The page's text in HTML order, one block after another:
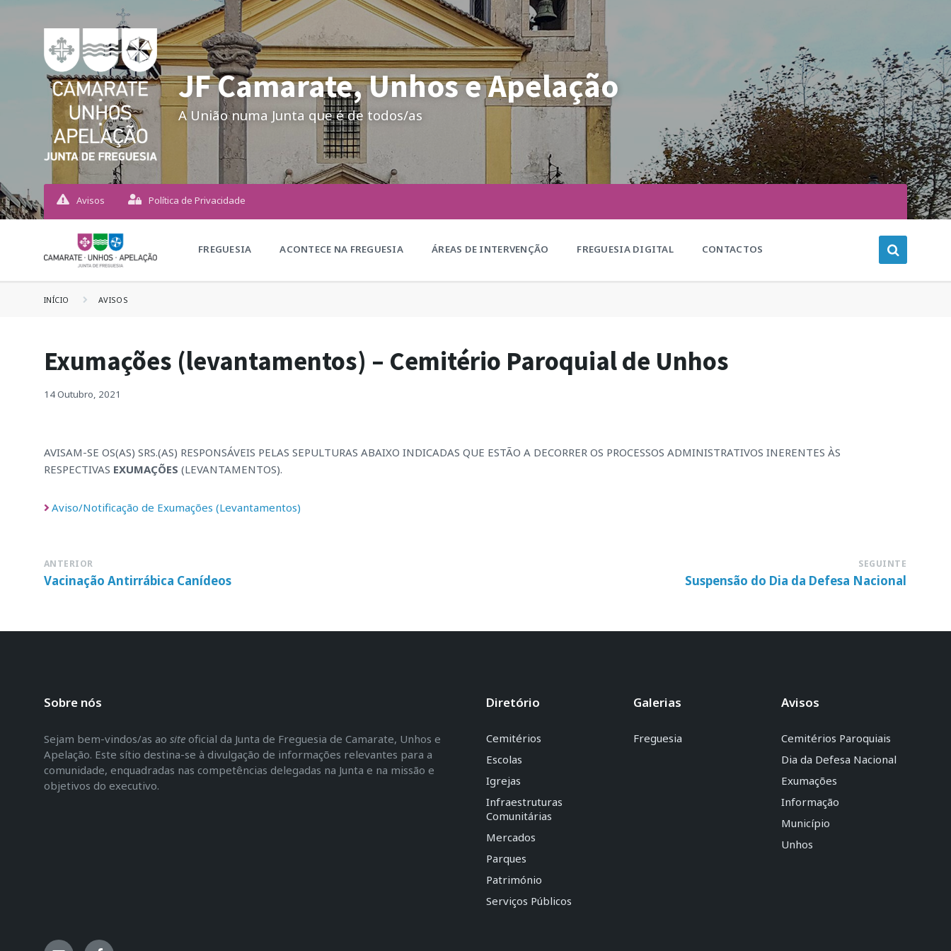
JF Camarate, Unhos e Apelação
A União numa Junta que é de todos/as
Avisos Política de Privacidade
FREGUESIA ACONTECE NA FREGUESIA ÁREAS DE INTERVENÇÃO FREGUESIA DIGITAL CONTACTOS
INÍCIO AVISOS
Exumações (levantamentos) – Cemitério Paroquial de Unhos
14 Outubro, 2021
AVISAM-SE OS(AS) SRS.(AS) RESPONSÁVEIS PELAS SEPULTURAS ABAIXO INDICADAS QUE ESTÃO A DECORRER OS PROCESSOS ADMINISTRATIVOS INERENTES ÀS
RESPECTIVAS EXUMAÇÕES (LEVANTAMENTOS).
Aviso/Notificação de Exumações (Levantamentos)
ANTERIOR
Vacinação Antirrábica Canídeos
SEGUINTE
Suspensão do Dia da Defesa Nacional
Sobre nós
Sejam bem-vindos/as ao site oficial da Junta de Freguesia de Camarate, Unhos e
Apelação. Este sítio destina-se à divulgação de informações relevantes para a
comunidade, enquadradas nas competências delegadas na Junta e na missão e
objetivos do executivo.
Diretório
Cemitérios
Escolas
Igrejas
Infraestruturas
Comunitárias
Mercados
Parques
Património
Serviços Públicos
Galerias
Freguesia
Avisos
Cemitérios Paroquiais
Dia da Defesa Nacional
Exumações
Informação
Município
Unhos